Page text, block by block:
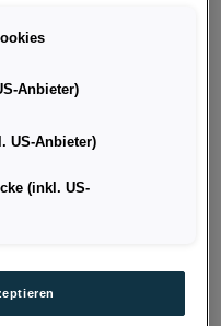
Anbieter)
US-Anbieter)
(inkl. US-